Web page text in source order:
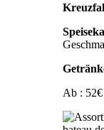
Ab : 52€